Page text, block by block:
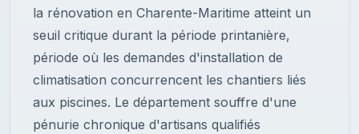
la rénovation en Charente-Maritime atteint un
seuil critique durant la période printanière,
période où les demandes d'installation de
climatisation concurrencent les chantiers liés
aux piscines. Le département souffre d'une
pénurie chronique d'artisans qualifiés